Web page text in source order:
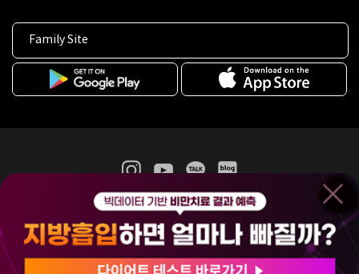
Family Site
365mc 병·의원 이용약관
홈페이지 이용약관
비급여진료수가
(주)365mcㅣ서울특별시 서초구 서초대로52길 7, 3~4층(서초동, 제일빌딩)
120-87-04354ㅣ김남철